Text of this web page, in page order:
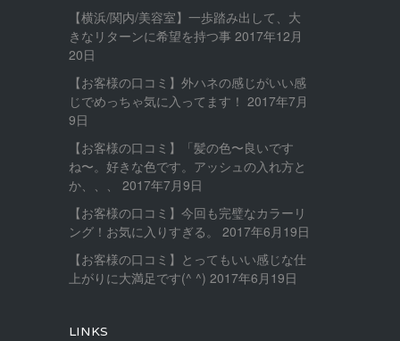
【横浜/関内/美容室】一歩踏み出して、大
きなリターンに希望を持つ事 2017年12月
20日
【お客様の口コミ】外ハネの感じがいい感
じでめっちゃ気に入ってます！ 2017年7月
9日
【お客様の口コミ】「髪の色〜良いです
ね〜。好きな色です。アッシュの入れ方と
か、、、
2017年7月9日
【お客様の口コミ】今回も完璧なカラーリ
ング！お気に入りすぎる。
2017年6月19日
【お客様の口コミ】とってもいい感じな仕
上がりに大満足です(^ ^) 2017年6月19日
LINKS